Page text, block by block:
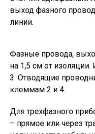
выход фазного
линии.
Фазные провода,
на 1,5 см от
3. Отводящие
клеммам 2 и 4.
Для трехфазного
– прямое или через